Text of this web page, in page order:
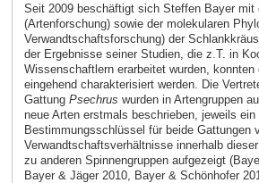
Seit 2009 beschäftigt sich Steffen Bayer mit
(Artenforschung) sowie der molekularen
Verwandtschaftsforschung) der
der Ergebnisse seiner Studien, die z.T. in
Wissenschaftlern erarbeitet wurden, konnten
eingehend charakterisiert werden. Die
Gattung Psechrus wurden in Artengruppen
neue Arten erstmals beschrieben, jeweils ein
Bestimmungsschlüssel für beide Gattungen
Verwandtschaftsverhältnisse innerhalb
zu anderen Spinnengruppen aufgezeigt
Bayer & Jäger 2010, Bayer & Schönhofer